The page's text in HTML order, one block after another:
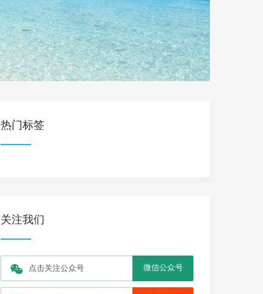
热门标签
关注我们
点击关注公众号 微信公众号